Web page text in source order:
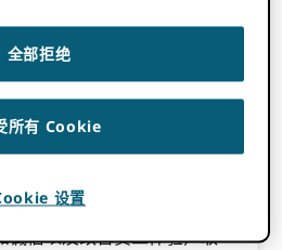
愿景到价值： ORCID的
，我们将继续努力实现愿景
学术和创新的人都具有独特
边界和时间与他们的贡献联
们在 2024 年在五个战略领
增加研究人员价值、增加全
诚信以及改善员工体验）取
全部拒绝
所有 Cookie
设置